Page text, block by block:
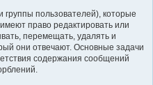
пользователей), которые
право редактировать или
перемещать, удалять и
они отвечают. Основные задачи
содержания сообщений